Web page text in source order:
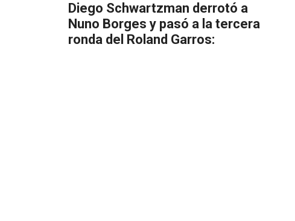
Diego Schwartzman derrotó a
Nuno Borges y pasó a la tercera
ronda del Roland Garros: